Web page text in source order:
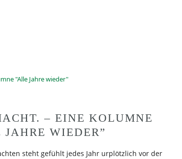
– EINE KOLUMNE Z
WIEDER”
steht gefühlt jedes Jahr urplötzlich vor der